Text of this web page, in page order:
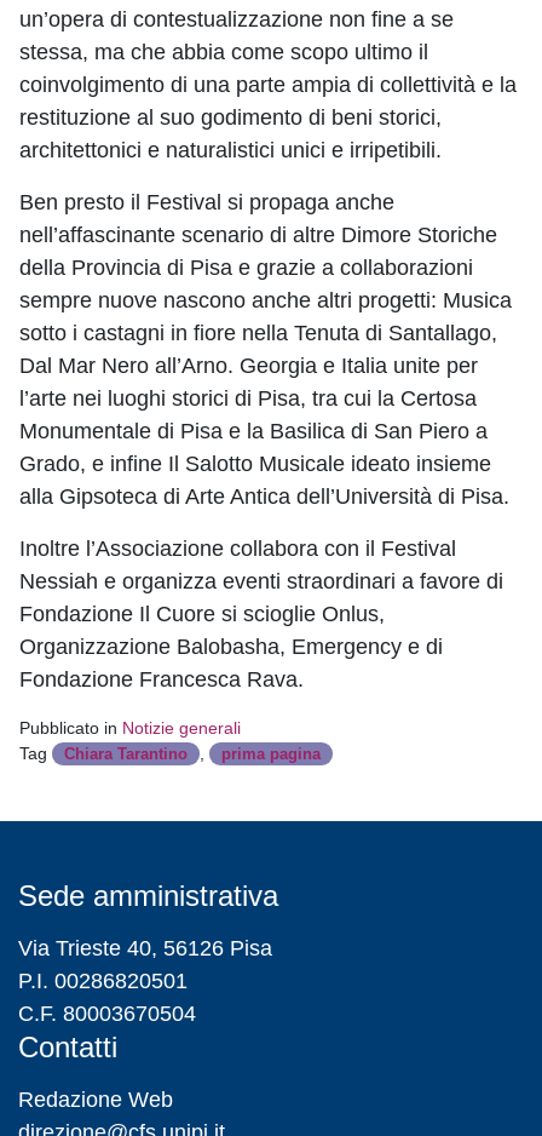
un’opera di contestualizzazione non fine a se
stessa, ma che abbia come scopo ultimo il
coinvolgimento di una parte ampia di collettività e la
restituzione al suo godimento di beni storici,
architettonici e naturalistici unici e irripetibili.
Ben presto il Festival si propaga anche
nell’affascinante scenario di altre Dimore Storiche
della Provincia di Pisa e grazie a collaborazioni
sempre nuove nascono anche altri progetti: Musica
sotto i castagni in fiore nella Tenuta di Santallago,
Dal Mar Nero all’Arno. Georgia e Italia unite per
l’arte nei luoghi storici di Pisa, tra cui la Certosa
Monumentale di Pisa e la Basilica di San Piero a
Grado, e infine Il Salotto Musicale ideato insieme
alla Gipsoteca di Arte Antica dell’Università di Pisa.
Inoltre l’Associazione collabora con il Festival
Nessiah e organizza eventi straordinari a favore di
Fondazione Il Cuore si scioglie Onlus,
Organizzazione Balobasha, Emergency e di
Fondazione Francesca Rava.
Pubblicato in Notizie generali
Tag
Chiara Tarantino prima pagina
Sede amministrativa
Via Trieste 40, 56126 Pisa
P.I. 00286820501
C.F. 80003670504
Contatti
Redazione Web